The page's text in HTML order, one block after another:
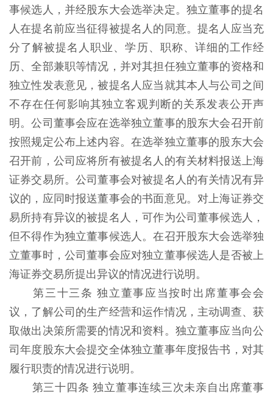
事候选人，并经股东大会选举决定。独立董事的提名
人在提名前应当征得被提名人的同意。提名人应当充
分了解被提名人职业、学历、职称、详细的工作经
历、全部兼职等情况，并对其担任独立董事的资格和
独立性发表意见，被提名人应当就其本人与公司之间
不存在任何影响其独立客观判断的关系发表公开声
明。公司董事会应在选举独立董事的股东大会召开前
按照规定公布上述内容。在选举独立董事的股东大会
召开前，公司应将所有被提名人的有关材料报送上海
证券交易所。公司董事会对被提名人的有关情况有异
议的，应同时报送董事会的书面意见。对上海证券交
易所持有异议的被提名人，可作为公司董事候选人，
但不得作为独立董事候选人。在召开股东大会选举独
立董事时，公司董事会应对独立董事候选人是否被上
海证券交易所提出异议的情况进行说明。
第三十三条 独立董事应当按时出席董事会会
议，了解公司的生产经营和运作情况，主动调查、获
取做出决策所需要的情况和资料。独立董事应当向公
司年度股东大会提交全体独立董事年度报告书，对其
履行职责的情况进行说明。
第三十四条 独立董事连续三次未亲自出席董事